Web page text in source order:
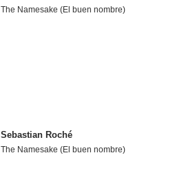
The Namesake (El buen nombre)
Sebastian Roché
The Namesake (El buen nombre)